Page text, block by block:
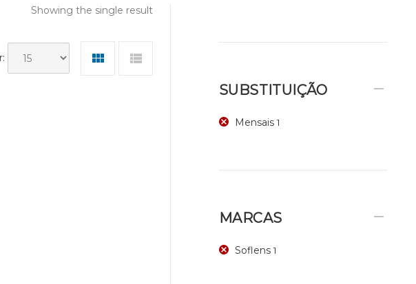
Showing the single result
SUBSTITUIÇÃO
Mensais 1
MARCAS
Soflens 1